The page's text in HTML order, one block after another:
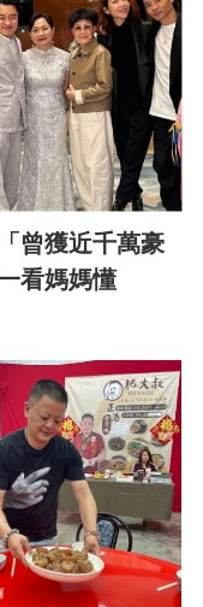
曾獲近千萬豪
看媽媽懂